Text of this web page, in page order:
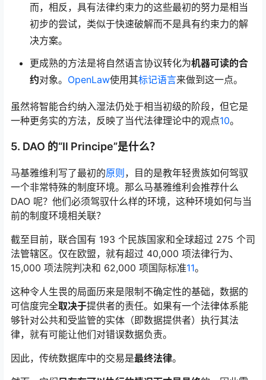
而，相反，具有法律约束力的这些最初的努力是相当
初步的尝试，类似于快速破解而不是具有约束力的解
决方案。
更成熟的方法是将自然语言协议转化为机器可读的合
约对象。 OpenLaw使用其标记语言来做到这一点。
虽然将智能合约纳入湿法仍处于相当初级的阶段，但它是
一种更务实的方法，反映了当代法律理论中的观点10。
5. DAO 的“Il Principe”是什么？
马基雅维利写了最初的原则，目的是教年轻贵族如何驾驭
一个非常特殊的制度环境。那么马基雅维利会推荐什么
DAO 呢？他们必须驾驭什么样的环境，这种环境如何与当
前的制度环境相关联？
截至目前，联合国有 193 个民族国家和全球超过 275 个司
法管辖区。仅在欧盟，就有超过 40,000 项法律行为、
15,000 项法院判决和 62,000 项国际标准11。
这种令人生畏的局面历来是限制不确定性的基础，数据的
可信度完全取决于提供者的责任。如果有一个法律体系能
够针对公共和受监管的实体（即数据提供者）执行其法
律，就有可能让他们对错误数据负责。
因此，传统数据库中的交易是最终法律。